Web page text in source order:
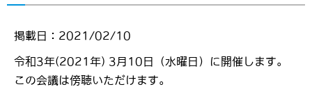
掲載日：2021/02/10
令和3年(2021年) 3月10日（水曜日）に開催します。
この会議は傍聴いただけます。